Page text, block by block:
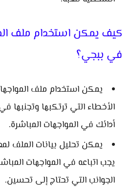
كيف يمكن استخدام ملف
في ببجي؟
يمكن استخدام ملف
الأخطاء التي ترتكبها وتجنبها
أدائك في المواجهات المباشرة.
يمكن تحليل بيانات الملف
يجب اتباعه في المواجهات
الجوانب التي تحتاج إلى تحسين.